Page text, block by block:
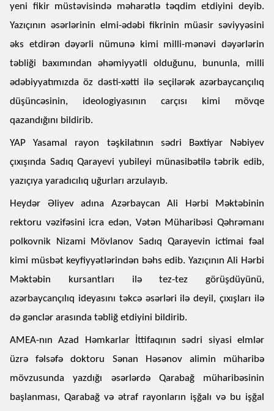
yeni fikir müstəvisində məharətlə təqdim etdiyini deyib.
Yazıçının əsərlərinin elmi-ədəbi fikrinin müasir səviyyəsini
əks etdirən dəyərli nümunə kimi milli-mənəvi dəyərlərin
təbliği baxımından əhəmiyyətli olduğunu, bununla, milli
ədəbiyyatımızda öz dəsti-xətti ilə seçilərək azərbaycançılıq
düşüncəsinin, ideologiyasının carçısı kimi mövqe
qazandığını bildirib.
YAP Yasamal rayon təşkilatının sədri Bəxtiyar Nəbiyev
çıxışında Sadıq Qarayevi yubileyi münasibətilə təbrik edib,
yazıçıya yaradıcılıq uğurları arzulayıb.
Heydər Əliyev adına Azərbaycan Ali Hərbi Məktəbinin
rektoru vəzifəsini icra edən, Vətən Müharibəsi Qəhrəmanı
polkovnik Nizami Mövlanov Sadıq Qarayevin ictimai fəal
kimi müsbət keyfiyyətlərindən bəhs edib. Yazıçının Ali Hərbi
Məktəbin kursantları ilə tez-tez görüşdüyünü,
azərbaycançılıq ideyasını təkcə əsərləri ilə deyil, çıxışları ilə
də gənclər arasında təbliğ etdiyini bildirib.
AMEA-nın Azad Həmkarlar İttifaqının sədri siyasi elmlər
üzrə fəlsəfə doktoru Sənan Həsənov alimin müharibə
mövzusunda yazdığı əsərlərdə Qarabağ müharibəsinin
başlanması, Qarabağ və ətraf rayonların işğalı və bu işğal